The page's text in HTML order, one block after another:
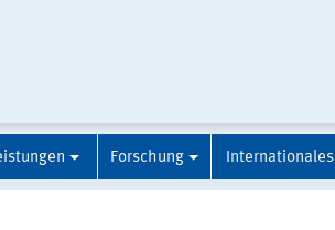
Forschung Internationales